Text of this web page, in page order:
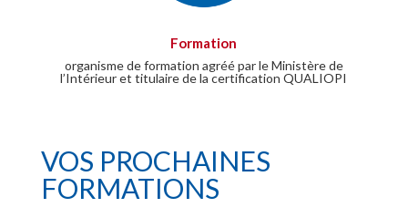
Formation
organisme de formation agréé par le Ministère de
l’Intérieur et titulaire de la certification QUALIOPI
VOS PROCHAINES
FORMATIONS